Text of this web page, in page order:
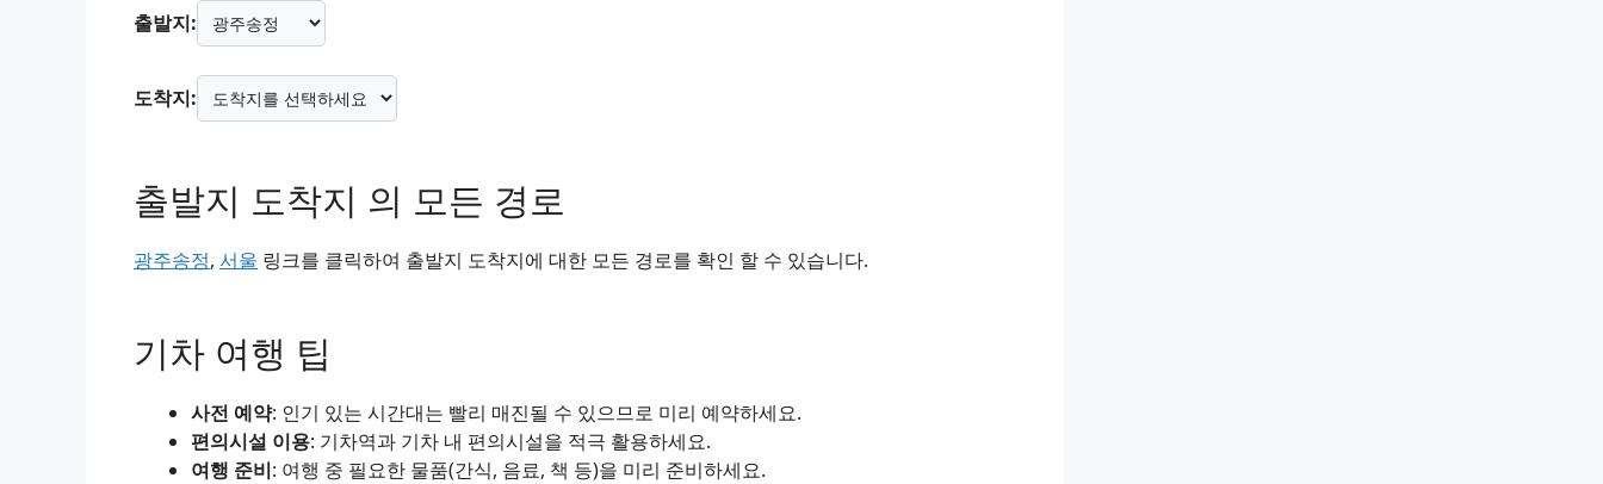
출발지:
도착지:
출발지 도착지 의 모든 경로
광주송정, 서울 링크를 클릭하여 출발지 도착지에 대한 모든 경로를 확인 할 수 있습니다.
기차 여행 팁
사전 예약: 인기 있는 시간대는 빨리 매진될 수 있으므로 미리 예약하세요.
편의시설 이용: 기차역과 기차 내 편의시설을 적극 활용하세요.
여행 준비: 여행 중 필요한 물품(간식, 음료, 책 등)을 미리 준비하세요.